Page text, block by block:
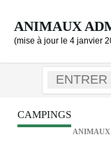
ANIMAUX
(mise à jour le 4 janvier
CAMPINGS